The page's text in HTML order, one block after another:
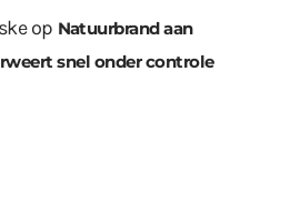
op Natuurbrand aan
snel onder controle